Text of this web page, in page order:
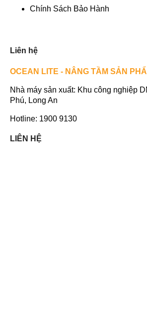
Chính Sách Bảo Hành
Liên hệ
OCEAN LITE - NÂNG TẦM SẢN
Nhà máy sản xuất: Khu công nghiệp
Phú, Long An
Hotline: 1900 9130
LIÊN HỆ